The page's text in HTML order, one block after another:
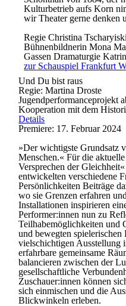
Kulturbetrieb aufs Korn
wir Theater gerne denken
Regie Christina
Bühnenbildnerin Mona
GassenDramaturgie
zur Schauspiel Frankfurt
Und Du bist raus
Regie: Martina Droste
Jugendperformanceprojekt
Kooperation mit dem
Details
Premiere: 17. Februar 2024
»Der wichtigste Grundsatz
Menschen.« Für die
Versprechen der
entwickelten verschiedene
Persönlichkeiten Beiträge
wo sie Grenzen erfahren
Installationen inspirieren
Performer:innen nun zu
Teilhabemöglichkeiten und
und bewegten spielerischen
vielschichtigen Ausstellung
erfahrbare gemeinsame
balancieren zwischen der
gesellschaftliche
Zuschauer:innen können
sich einmischen und die
Blickwinkeln erleben.